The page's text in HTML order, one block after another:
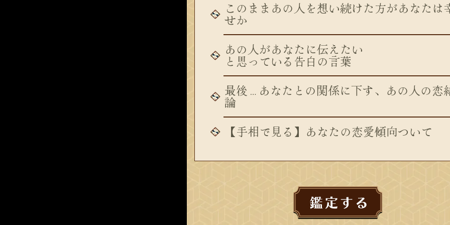
このままあの人を想い続けた方があなたは
せか
あの人があなたに伝えたい
と思っている告白の言葉
最後…あなたとの関係に下す、あの人の恋
論
【手相で見る】あなたの恋愛傾向ついて